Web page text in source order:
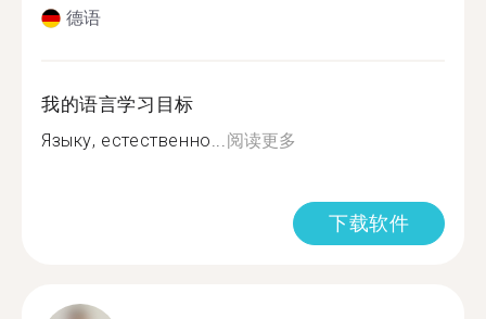
德语
我的语言学习目标
Языку, естественно...阅读更多
下载软件